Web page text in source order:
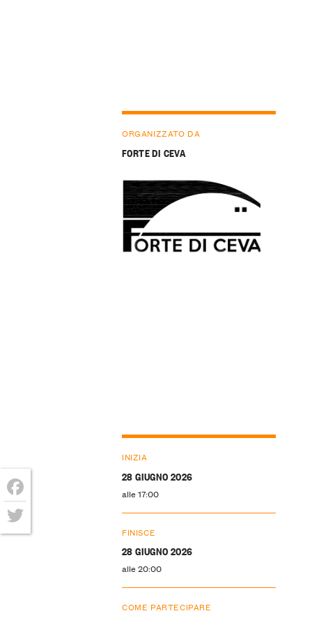
ORGANIZZATO DA
FORTE DI CEVA
INIZIA
28 GIUGNO 2026
alle 17:00
FINISCE
28 GIUGNO 2026
alle 20:00
COME PARTECIPARE
Facebook
Twitter